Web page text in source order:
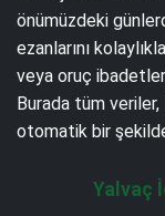
önümüzdeki
ezanlarını
veya oruç
Burada tüm veriler,
otomatik bir
Yalvaç